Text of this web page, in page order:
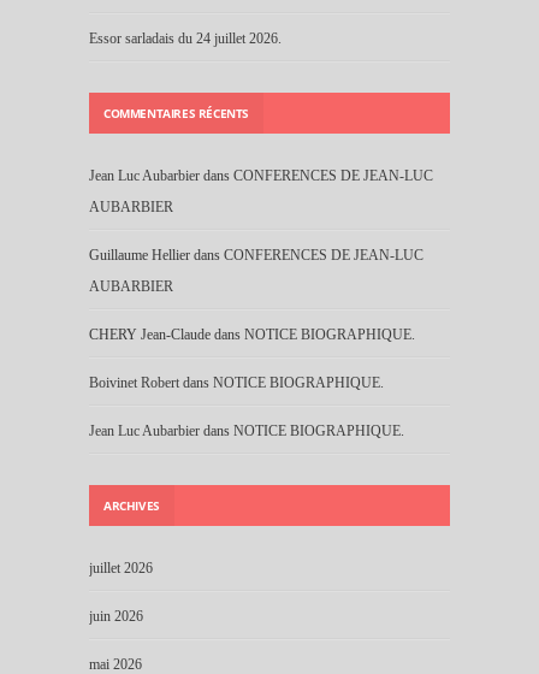
Essor sarladais du 24 juillet 2026.
COMMENTAIRES RÉCENTS
Jean Luc Aubarbier dans CONFERENCES DE JEAN-LUC
AUBARBIER
Guillaume Hellier dans CONFERENCES DE JEAN-LUC
AUBARBIER
CHERY Jean-Claude dans NOTICE BIOGRAPHIQUE.
Boivinet Robert dans NOTICE BIOGRAPHIQUE.
Jean Luc Aubarbier dans NOTICE BIOGRAPHIQUE.
ARCHIVES
juillet 2026
juin 2026
mai 2026